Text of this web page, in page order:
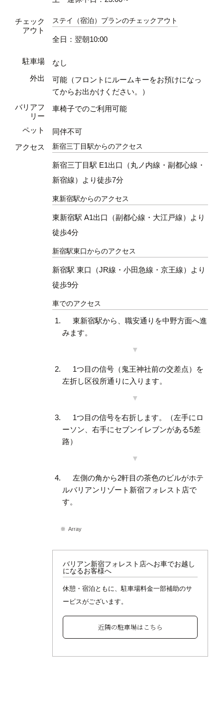
チェック
アウト
ステイ（宿泊）プランのチェックアウト
全日：翌朝10:00
駐車場
なし
外出
可能（フロントにルームキーをお預けになっ
てからお出かけください。）
バリアフ
リー
車椅子でのご利用可能
ペット
同伴不可
アクセス
新宿三丁目駅からのアクセス
新宿三丁目駅 E1出口（丸ノ内線・副都心線・
新宿線）より徒歩7分
東新宿駅からのアクセス
東新宿駅 A1出口（副都心線・大江戸線）より
徒歩4分
新宿駅東口からのアクセス
新宿駅 東口（JR線・小田急線・京王線）より
徒歩9分
車でのアクセス
東新宿駅から、職安通りを中野方面へ進
みます。
1つ目の信号（鬼王神社前の交差点）を
左折し区役所通りに入ります。
1つ目の信号を右折します。（左手にロ
ーソン、右手にセブンイレブンがある5差
路）
左側の角から2軒目の茶色のビルがホテ
ルバリアンリゾート新宿フォレスト店で
す。
Array
バリアン新宿フォレスト店へお車でお越し
になるお客様へ
休憩・宿泊ともに、駐車場料金一部補助のサ
ービスがございます。
近隣の駐車場はこちら